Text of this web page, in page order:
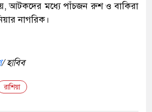
আটকদের মধ্যে পাঁচজন রুশ ও বাকিরা
নাগরিক।
/ হাবিব
রাশিয়া